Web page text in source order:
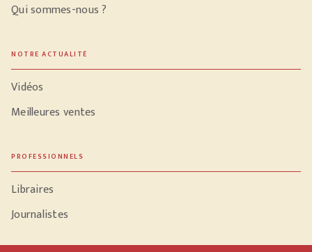
Qui sommes-nous ?
NOTRE ACTUALITÉ
Vidéos
Meilleures ventes
PROFESSIONNELS
Libraires
Journalistes